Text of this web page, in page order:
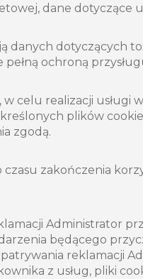
dane dotyczące
danych dotyczących
ochroną
celu realizacji usługi
plików
zgodą.
zakończenia
Administrator
będącego
reklamacji
z usług, pliki